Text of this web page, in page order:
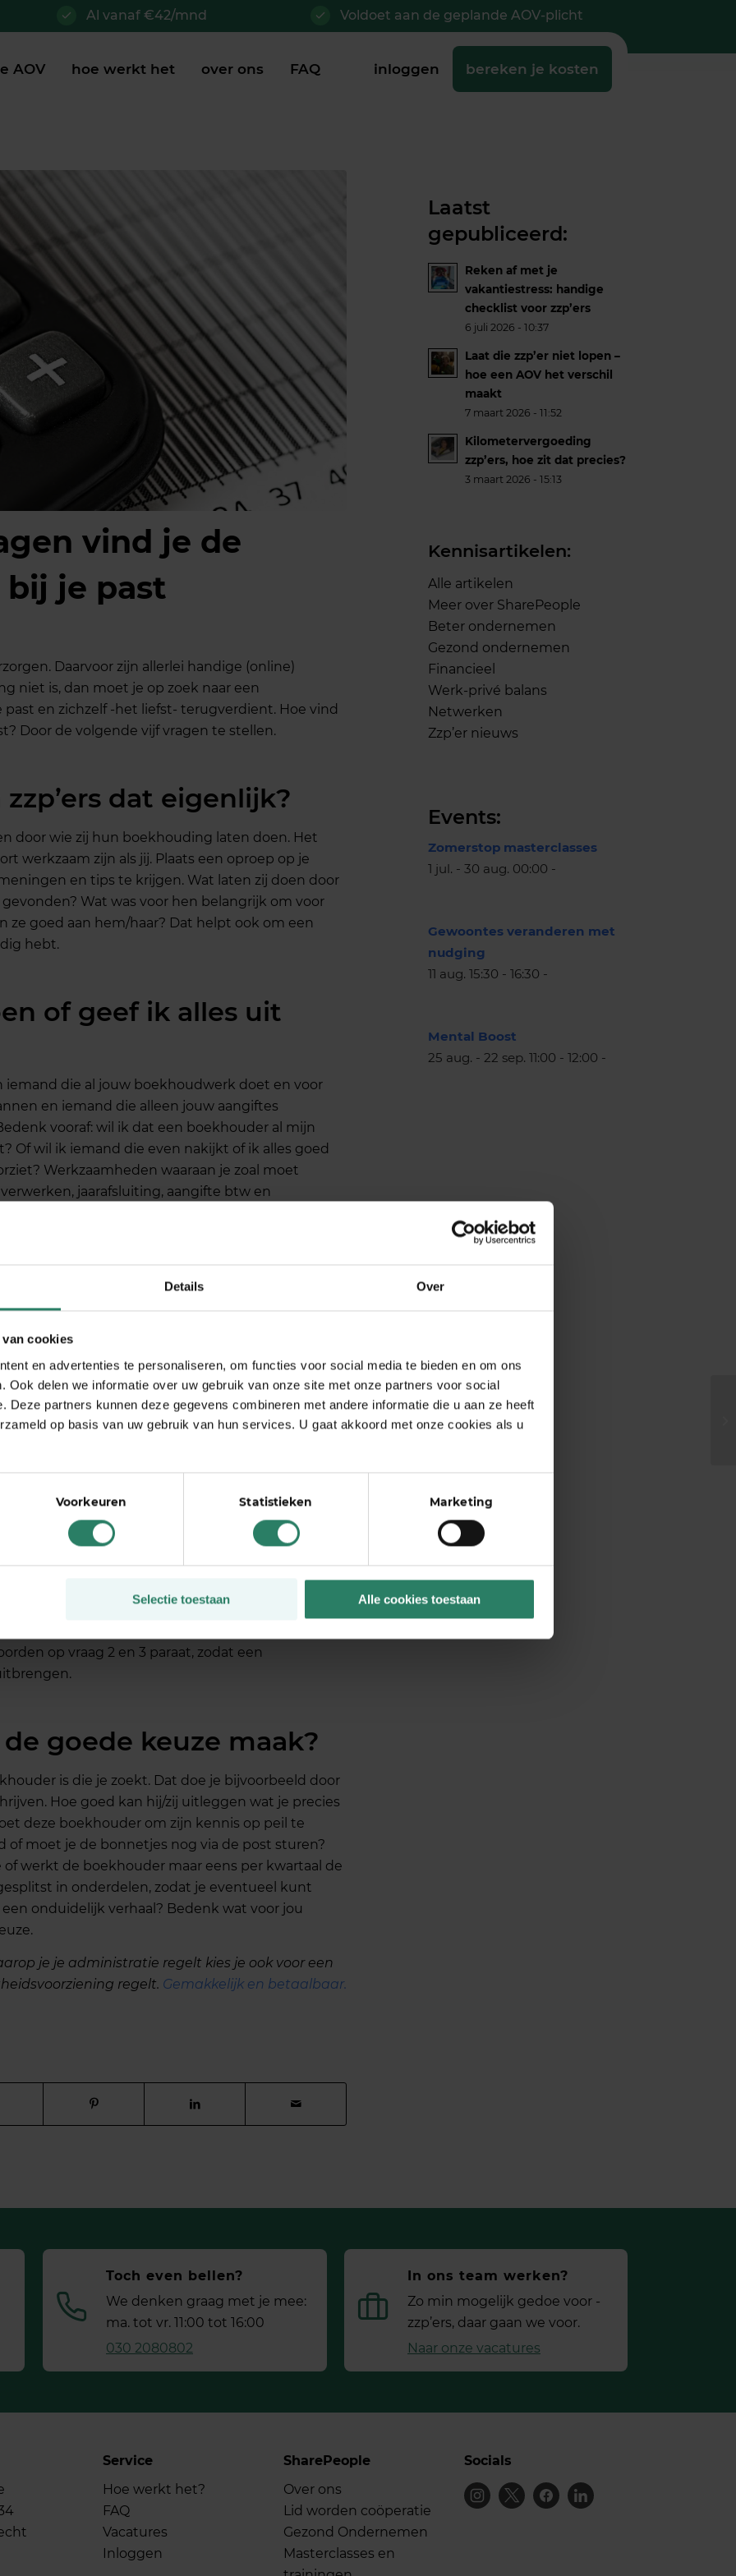
Details Over
van cookies
en advertenties te personaliseren, om functies voor social media te bieden en om ons
Ook delen we informatie over uw gebruik van onze site met onze partners voor social
Deze partners kunnen deze gegevens combineren met andere informatie die u aan ze heeft
op basis van uw gebruik van hun services. U gaat akkoord met onze cookies als u
Voorkeuren Statistieken Marketing
Selectie toestaan Alle cookies toestaan
Al vanaf €42/mnd Voldoet aan de geplande AOV-plicht
AOV hoe werkt het over ons FAQ inloggen bereken je kosten
vind je de
je past
Daarvoor zijn allerlei handige (online)
niet is, dan moet je op zoek naar een
en zichzelf -het liefst- terugverdient. Hoe vind
Door de volgende vijf vragen te stellen.
dat eigenlijk?
door wie zij hun boekhouding laten doen. Het
werkzaam zijn als jij. Plaats een oproep op je
en tips te krijgen. Wat laten zij doen door
Wat was voor hen belangrijk om voor
ze goed aan hem/haar? Dat helpt ook om een
hebt.
of geef ik alles uit
iemand die al jouw boekhoudwerk doet en voor
en iemand die alleen jouw aangiftes
vooraf: wil ik dat een boekhouder al mijn
Of wil ik iemand die even nakijkt of ik alles goed
Werkzaamheden waaraan je zoal moet
jaarafsluiting, aangifte btw en
af en toe behoefte aan een adviesgesprek.
geld?
er anders uit dan wanneer je een
je van plan binnenkort personeel aan te nemen,
je alleen opereert. Doe je zaken in het
voor de boekhouding. Kortom, weet waarin jouw
kunnen zijn.
aanbod van
afgaan en voor de eerste de beste
werkt, werkt voor jou misschien niet. Maak
Zoek wie er zoal bij je in de buurt zit (al is
door een kennis is aangeraden en plaats een
op vraag 2 en 3 paraat, zodat een
goede keuze maak?
is die je zoekt. Dat doe je bijvoorbeeld door
Hoe goed kan hij/zij uitleggen wat je precies
deze boekhouder om zijn kennis op peil te
of moet je de bonnetjes nog via de post sturen?
werkt de boekhouder maar eens per kwartaal de
in onderdelen, zodat je eventueel kunt
onduidelijk verhaal? Bedenk wat voor jou
je je administratie regelt kies je ook voor een
regelt. Gemakkelijk en betaalbaar.
Laatst
gepubliceerd:
Reken af met je
vakantiestress: handige
checklist voor zzp’ers
6 juli 2026 - 10:37
Laat die zzp’er niet lopen –
hoe een AOV het verschil
maakt
7 maart 2026 - 11:52
Kilometervergoeding
zzp’ers, hoe zit dat precies?
3 maart 2026 - 15:13
Kennisartikelen:
Alle artikelen
Meer over SharePeople
Beter ondernemen
Gezond ondernemen
Financieel
Werk-privé balans
Netwerken
Zzp’er nieuws
Events:
Zomerstop masterclasses
1 jul. - 30 aug. 00:00 -
Gewoontes veranderen met
nudging
11 aug. 15:30 - 16:30 -
Mental Boost
25 aug. - 22 sep. 11:00 - 12:00 -
Toch even bellen?
We denken graag met je mee:
ma. tot vr. 11:00 tot 16:00
030 2080802
In ons team werken?
Zo min mogelijk gedoe voor ­
zzp’ers, daar gaan we voor.
Naar onze vacatures
Service
Hoe werkt het?
FAQ
Vacatures
Inloggen
SharePeople
Over ons
Lid worden coöperatie
Gezond Ondernemen
Masterclasses en
Socials